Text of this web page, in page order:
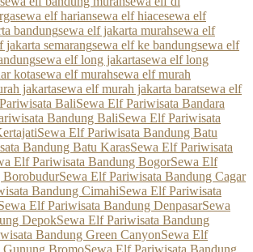
sewa elf hariansewa elf hiacesewa elf
bandungsewa elf jakarta murahsewa elf
jakarta semarangsewa elf ke bandungsewa elf
sewa elf long jakartasewa elf long
kotasewa elf murahsewa elf murah
jakartasewa elf murah jakarta baratsewa elf
BaliSewa Elf Pariwisata Bandara
Bandung BaliSewa Elf Pariwisata
Sewa Elf Pariwisata Bandung Batu
Bandung Batu KarasSewa Elf Pariwisata
Elf Pariwisata Bandung BogorSewa Elf
BorobudurSewa Elf Pariwisata Bandung Cagar
Bandung CimahiSewa Elf Pariwisata
Elf Pariwisata Bandung DenpasarSewa
DepokSewa Elf Pariwisata Bandung
Bandung Green CanyonSewa Elf